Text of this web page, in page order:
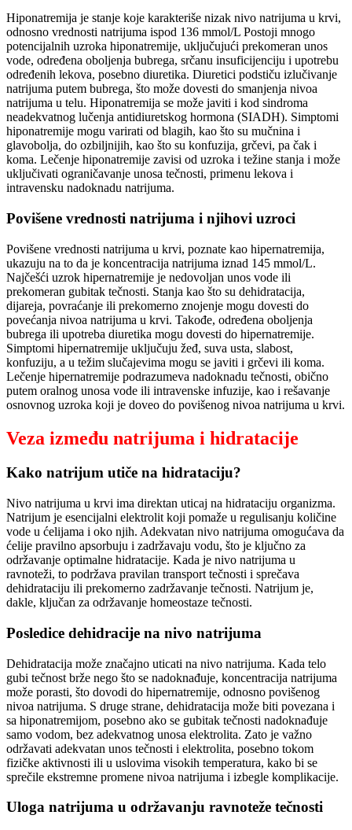
Hiponatremija je stanje koje karakteriše nizak nivo natrijuma u krvi,
odnosno vrednosti natrijuma ispod 136 mmol/L Postoji mnogo
potencijalnih uzroka hiponatremije, uključujući prekomeran unos
vode, određena oboljenja bubrega, srčanu insuficijenciju i upotrebu
određenih lekova, posebno diuretika. Diuretici podstiču izlučivanje
natrijuma putem bubrega, što može dovesti do smanjenja nivoa
natrijuma u telu. Hiponatremija se može javiti i kod sindroma
neadekvatnog lučenja antidiuretskog hormona (SIADH). Simptomi
hiponatremije mogu varirati od blagih, kao što su mučnina i
glavobolja, do ozbiljnijih, kao što su konfuzija, grčevi, pa čak i
koma. Lečenje hiponatremije zavisi od uzroka i težine stanja i može
uključivati ograničavanje unosa tečnosti, primenu lekova i
intravensku nadoknadu natrijuma.
Povišene vrednosti natrijuma i njihovi uzroci
Povišene vrednosti natrijuma u krvi, poznate kao hipernatremija,
ukazuju na to da je koncentracija natrijuma iznad 145 mmol/L.
Najčešći uzrok hipernatremije je nedovoljan unos vode ili
prekomeran gubitak tečnosti. Stanja kao što su dehidratacija,
dijareja, povraćanje ili prekomerno znojenje mogu dovesti do
povećanja nivoa natrijuma u krvi. Takođe, određena oboljenja
bubrega ili upotreba diuretika mogu dovesti do hipernatremije.
Simptomi hipernatremije uključuju žeđ, suva usta, slabost,
konfuziju, a u težim slučajevima mogu se javiti i grčevi ili koma.
Lečenje hipernatremije podrazumeva nadoknadu tečnosti, obično
putem oralnog unosa vode ili intravenske infuzije, kao i rešavanje
osnovnog uzroka koji je doveo do povišenog nivoa natrijuma u krvi.
Veza između natrijuma i hidratacije
Kako natrijum utiče na hidrataciju?
Nivo natrijuma u krvi ima direktan uticaj na hidrataciju organizma.
Natrijum je esencijalni elektrolit koji pomaže u regulisanju količine
vode u ćelijama i oko njih. Adekvatan nivo natrijuma omogućava da
ćelije pravilno apsorbuju i zadržavaju vodu, što je ključno za
održavanje optimalne hidratacije. Kada je nivo natrijuma u
ravnoteži, to podržava pravilan transport tečnosti i sprečava
dehidrataciju ili prekomerno zadržavanje tečnosti. Natrijum je,
dakle, ključan za održavanje homeostaze tečnosti.
Posledice dehidracije na nivo natrijuma
Dehidratacija može značajno uticati na nivo natrijuma. Kada telo
gubi tečnost brže nego što se nadoknađuje, koncentracija natrijuma
može porasti, što dovodi do hipernatremije, odnosno povišenog
nivoa natrijuma. S druge strane, dehidratacija može biti povezana i
sa hiponatremijom, posebno ako se gubitak tečnosti nadoknađuje
samo vodom, bez adekvatnog unosa elektrolita. Zato je važno
održavati adekvatan unos tečnosti i elektrolita, posebno tokom
fizičke aktivnosti ili u uslovima visokih temperatura, kako bi se
sprečile ekstremne promene nivoa natrijuma i izbegle komplikacije.
Uloga natrijuma u održavanju ravnoteže tečnosti